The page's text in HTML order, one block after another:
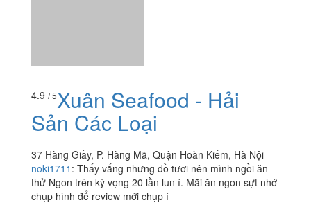
Xem thêm
Ăn uống -
Du lịch-
Cưới hỏi-